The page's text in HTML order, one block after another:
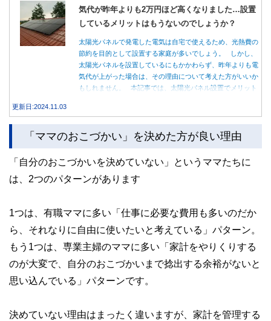
気代が昨年よりも2万円ほど高くなりました…設置
しているメリットはもうないのでしょうか？
太陽光パネルで発電した電気は自宅で使えるため、光熱費の
節約を目的として設置する家庭が多いでしょう。 しかし、
太陽光パネルを設置しているにもかかわらず、昨年よりも電
気代が上がった場合は、その理由について考えた方がいいか
もしれません。 本記事では、太陽光パネル設置でメリット
更新日:2024.11.03
「ママのおこづかい」を決めた方が良い理由
「自分のおこづかいを決めていない」というママたちに
は、2つのパターンがあります
1つは、有職ママに多い「仕事に必要な費用も多いのだか
ら、それなりに自由に使いたいと考えている」パターン。
もう1つは、専業主婦のママに多い「家計をやりくりする
のが大変で、自分のおこづかいまで捻出する余裕がないと
思い込んでいる」パターンです。
決めていない理由はまったく違いますが、家計を管理する